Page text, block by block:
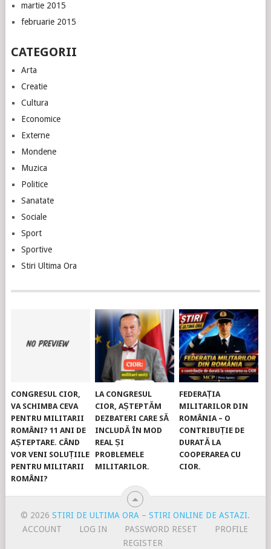
martie 2015
februarie 2015
CATEGORII
Arta
Creatie
Cultura
Economice
Externe
Mondene
Muzica
Politice
Sanatate
Sociale
Sport
Sportive
Stiri Ultima Ora
CONGRESUL CIOR,
VA SCHIMBA CEVA
PENTRU MILITARII
ROMÂNI? 11 ANI DE
AȘTEPTARE. CÂND
VOR VENI SOLUȚIILE
PENTRU MILITARII
ROMÂNI?
LA CONGRESUL
CIOR, AȘTEPTĂM
DEZBATERI CARE SĂ
INCLUDĂ ÎN MOD
REAL ȘI
PROBLEMELE
MILITARILOR.
FEDERAȚIA
MILITARILOR DIN
ROMÂNIA – O
CONTRIBUȚIE DE
DURATĂ LA
COOPERAREA CU
CIOR.
© 2026STIRI DE ULTIMA ORA – STIRI ONLINE DE ASTAZI.
ACCOUNT
LOG IN PASSWORD RESET
PROFILE
REGISTER